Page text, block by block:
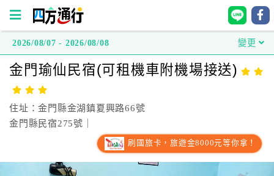
方
通
行
訂
2026/08/07 - 2026/08/08 變更
金門瑜仙民宿(可租機車附機場接送)
住址：金門縣金湖鎮夏興路66號
金門縣民宿275號｜
刷國旅卡，旅遊金8000元等你拿！